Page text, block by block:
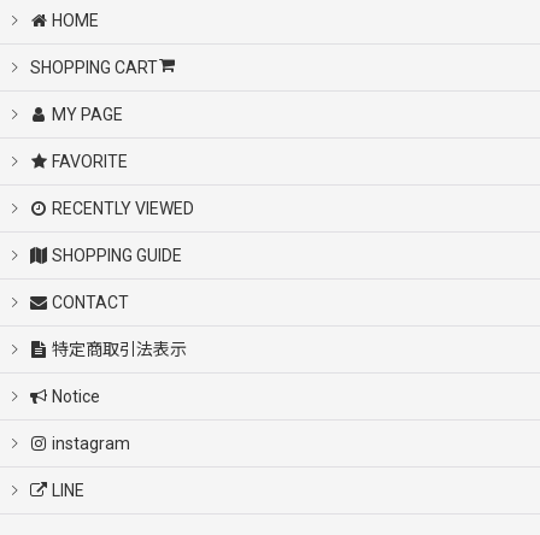
HOME
SHOPPING CART
MY PAGE
FAVORITE
RECENTLY VIEWED
SHOPPING GUIDE
CONTACT
特定商取引法表示
Notice
instagram
LINE